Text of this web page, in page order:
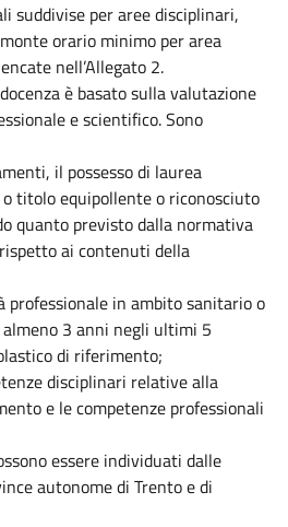
suddivise per aree disciplinari,
orario minimo per area
nell’Allegato 2.
è basato sulla valutazione
e scientifico. Sono
il possesso di laurea
titolo equipollente o riconosciuto
quanto previsto dalla normativa
ai contenuti della
in ambito sanitario o
3 anni negli ultimi 5
di riferimento;
disciplinari relative alla
e le competenze professionali
essere individuati dalle
autonome di Trento e di